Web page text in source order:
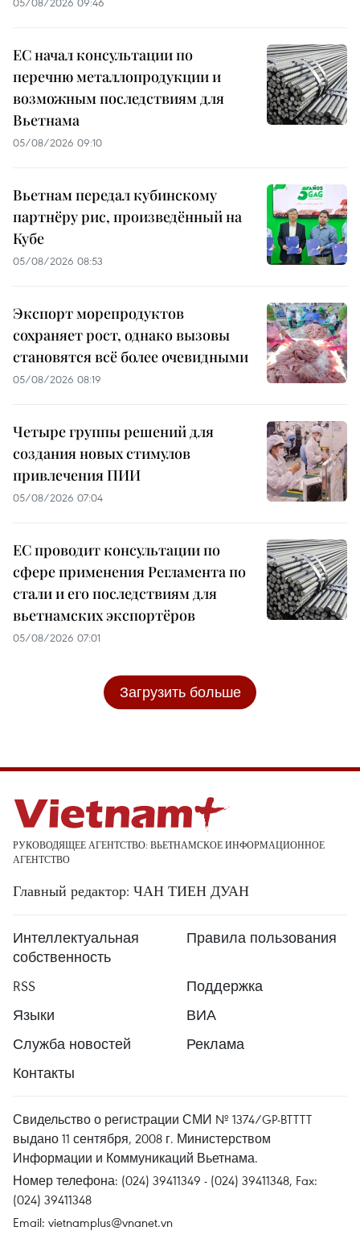
ЕС начал консультации по
перечню металлопродукции и
возможным последствиям для
Вьетнама
05/08/2026 09:10
Вьетнам передал кубинскому
партнёру рис, произведённый на
Кубе
05/08/2026 08:53
Экспорт морепродуктов
сохраняет рост, однако вызовы
становятся всё более очевидными
05/08/2026 08:19
Четыре группы решений для
создания новых стимулов
привлечения ПИИ
05/08/2026 07:04
ЕС проводит консультации по
сфере применения Регламента по
стали и его последствиям для
вьетнамских экспортёров
05/08/2026 07:01
Загрузить больше
РУКОВОДЯЩЕЕ АГЕНТСТВО: ВЬЕТНАМСКОЕ ИНФОРМАЦИОННОЕ
АГЕНТСТВО
Главный редактор: ЧАН ТИЕН ДУАН
Интеллектуальная
собственность
Правила пользования
RSS
Поддержка
Языки
ВИА
Служба новостей
Реклама
Контакты
Свидельство о регистрации СМИ № 1374/GP-BTTTT
выдано 11 сентября, 2008 г. Министерством
Информации и Коммуникаций Вьетнама.
Номер телефона: (024) 39411349 - (024) 39411348, Fax:
(024) 39411348
Email: vietnamplus@vnanet.vn